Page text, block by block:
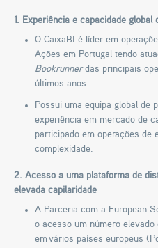
1. Experiência e capacidade global
O CaixaBI é líder em
Ações em Portugal tendo
Bookrunnerdas principais
últimos anos.
Possui uma equipa global de
experiência em mercado de
participado em operações de
complexidade.
2. Acesso a uma plataforma de
elevada capilaridade
A Parceria com a European
o acesso um número
em vários países europeus